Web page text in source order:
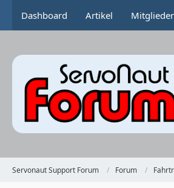
Dashboard Artikel Mitglieder
Servonaut Support Forum Forum